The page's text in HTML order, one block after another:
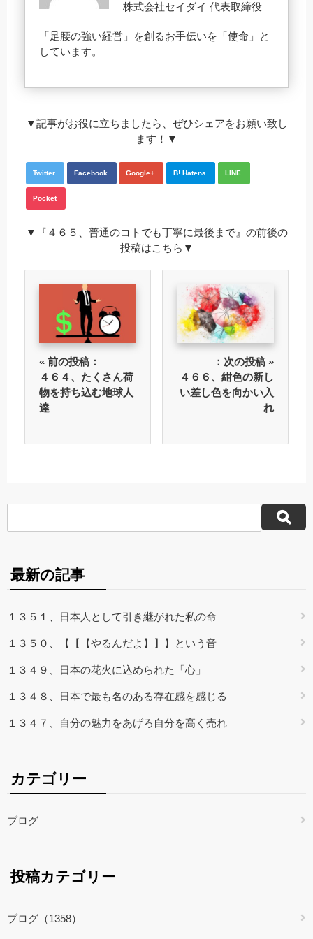
株式会社セイダイ 代表取締役
「足腰の強い経営」を創るお手伝いを「使命」と
しています。
▼記事がお役に立ちましたら、ぜひシェアをお願い致し
ます！▼
Twitter Facebook Google+ B! Hatena LINE
Pocket
▼『４６５、普通のコトでも丁寧に最後まで』の前後の
投稿はこちら▼
« 前の投稿：
４６４、たくさん荷
物を持ち込む地球人
達
：次の投稿 »
４６６、紺色の新し
い差し色を向かい入
れ
最新の記事
１３５１、日本人として引き継がれた私の命
１３５０、【【【やるんだよ】】】という音
１３４９、日本の花火に込められた「心」
１３４８、日本で最も名のある存在感を感じる
１３４７、自分の魅力をあげろ自分を高く売れ
カテゴリー
ブログ
投稿カテゴリー
ブログ（1358）